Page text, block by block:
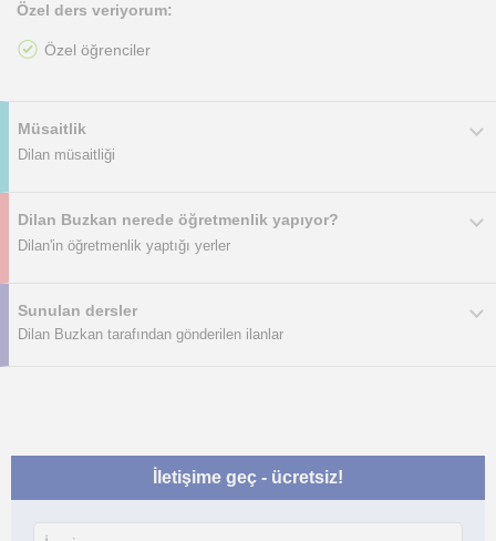
Özel ders veriyorum:
Özel öğrenciler
Müsaitlik
Dilan müsaitliği
Dilan Buzkan nerede öğretmenlik yapıyor?
Dilan'in öğretmenlik yaptığı yerler
Sunulan dersler
Dilan Buzkan tarafından gönderilen ilanlar
İletişime geç - ücretsiz!